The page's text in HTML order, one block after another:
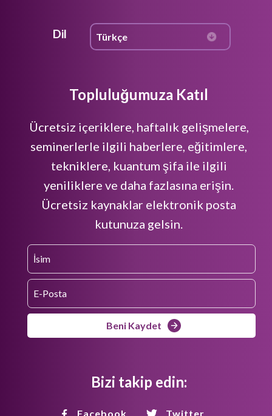
Dil
Topluluğumuza Katıl
Ücretsiz içeriklere, haftalık gelişmelere,
seminerlerle ilgili haberlere, eğitimlere,
tekniklere, kuantum şifa ile ilgili
yeniliklere ve daha fazlasına erişin.
Ücretsiz kaynaklar elektronik posta
kutunuza gelsin.
Beni Kaydet
Bizi takip edin:
Facebook Twitter